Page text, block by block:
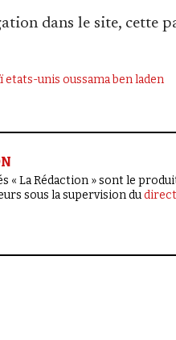
dans le site, cette
etats-unis oussama ben laden
« La Rédaction » sont le
sous la supervision du